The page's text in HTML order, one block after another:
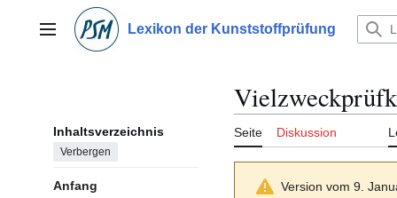
springenHauptmenü Lexikon der Kunststoffprüfung
Inhaltsverzeichnis
Verbergen
Anfang
Seite Diskussion
Version vom 9.